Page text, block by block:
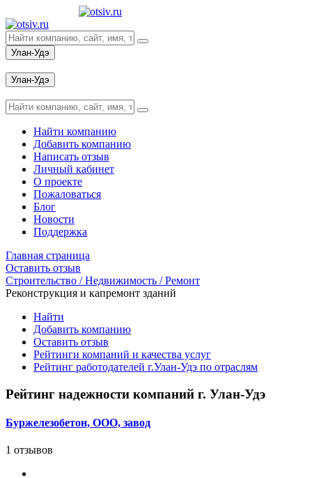
Улан-Удэ
Улан-Удэ
Найти компанию
Добавить компанию
Написать отзыв
Личный кабинет
О проекте
Пожаловаться
Блог
Новости
Поддержка
Главная страница
Оставить отзыв
Строительство / Недвижимость / Ремонт
Реконструкция и капремонт зданий
Найти
Добавить компанию
Оставить отзыв
Рейтинги компаний и качества услуг
Рейтинг работодателей г.Улан-Удэ по отраслям
Рейтинг надежности компаний г. Улан-Удэ
Буржелезобетон, ООО, завод
1 отзывов